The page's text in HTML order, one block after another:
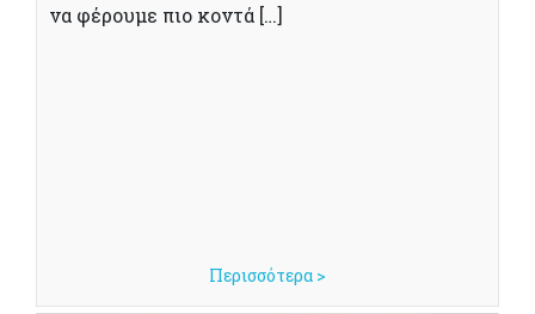
να φέρουμε πιο κοντά […]
Περισσότερα >